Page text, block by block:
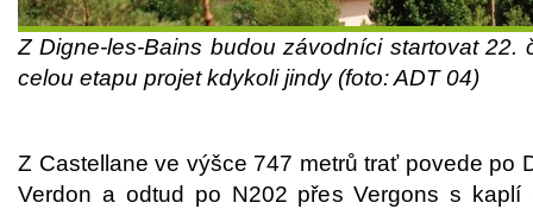
Z Digne-les-Bains budou závodníci startovat 22.
celou etapu projet kdykoli jindy (foto: ADT 04)
Z Castellane ve výšce 747 metrů trať povede po
Verdon a odtud po N202 přes Vergons s kaplí